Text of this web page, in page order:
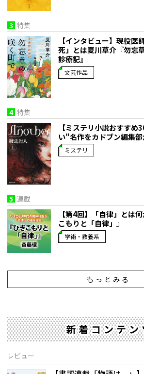
3 特集
【インタビュー】現役医
死」とは――夏川草介『勿
診療記』
文芸作品
4 特集
【ミステリ小説おすす
い"名作をカドブン編集
ミステリ
5 連載
【第4回】「自律」とは何
こもりと「自律」』
学術・教養系
もっとみる
新着コンテ
レビュー